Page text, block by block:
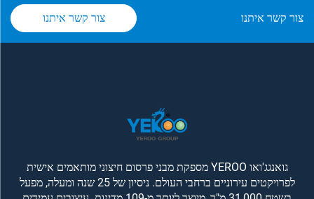
צור קשר איתנו צור קשר איתנו
גואנגג'ואו YEROO מספקת מבני פרסום חיצוני מותאמים אישית
לפרויקטים עירוניים ברחבי העולם. ניסיון של 25 שנה ומעלה, מפעל